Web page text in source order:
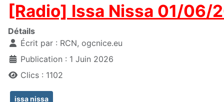
[Radio] Issa Nissa 01/06/
Détails
Écrit par : RCN, ogcnice.eu
Publication : 1 Juin 2026
Clics : 1102
issa nissa